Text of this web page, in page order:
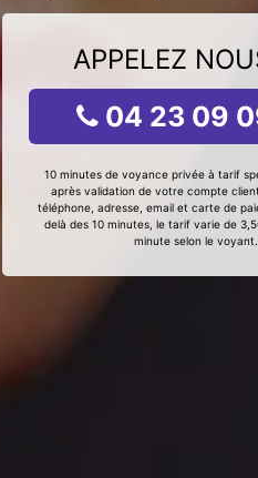
APPELEZ
04 23 09
10 minutes de voyance privée à tarif
après validation de votre compte
téléphone, adresse, email et carte de
delà des 10 minutes, le tarif varie de
minute selon le voyant.